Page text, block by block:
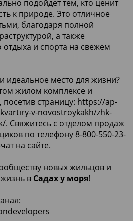
подойдет тем, кто ценит
к природе. Это отличное
благодаря полной
а также
отдыха и спорта на свежем
идеальное место для жизни?
жилом комплексе и
посетив страницу: https://ap-
v-novostroykakh/zhk-
. Свяжитесь с отделом продаж
по телефону 8-800-550-23-
на сайте.
новых жильцов и
в Садах у моря!